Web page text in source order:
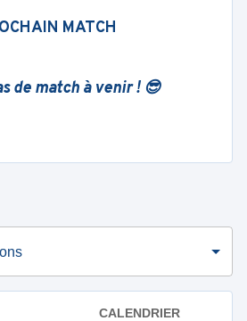
MATCH
de match à venir ! 😎
CALENDRIER